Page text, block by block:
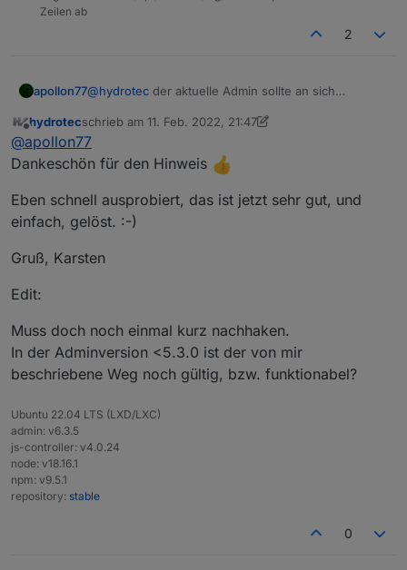
Zeilen ab
2
apollon77@hydrotec der aktuelle Admin sollte an sich
anzulegen.
Offline
hydrotecschrieb am 11. Feb. 2022, 21:47
zuletzt editiert von hydrotec2. Nov. 2022, 23:04
@apollon77
Dankeschön für den Hinweis
Eben schnell ausprobiert, das ist jetzt sehr gut, und
einfach, gelöst. :-)
Gruß, Karsten
Edit:
Muss doch noch einmal kurz nachhaken.
In der Adminversion <5.3.0 ist der von mir
beschriebene Weg noch gültig, bzw. funktionabel?
Ubuntu 22.04 LTS (LXD/LXC)
admin: v6.3.5
js-controller: v4.0.24
node: v18.16.1
npm: v9.5.1
repository: stable
0